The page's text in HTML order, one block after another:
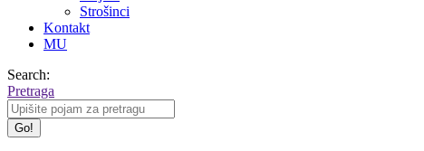
Strošinci
Kontakt
MU
Search:
Pretraga